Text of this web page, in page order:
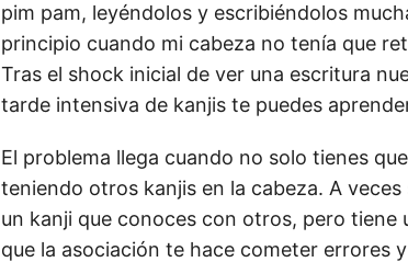
pim pam, leyéndolos y escribiéndolos
principio cuando mi cabeza no tenía que
Tras el shock inicial de ver una escritura
tarde intensiva de kanjis te puedes
El problema llega cuando no solo tienes
teniendo otros kanjis en la cabeza. A
un kanji que conoces con otros, pero
que la asociación te hace cometer errores